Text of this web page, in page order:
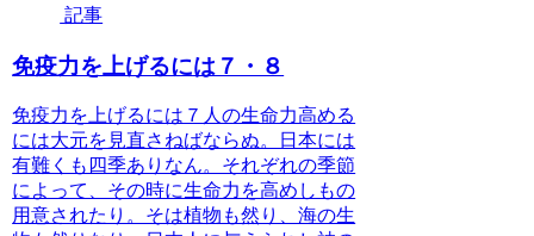
記事
免疫力を上げるには７・８
免疫力を上げるには７人の生命力高める
には大元を見直さねばならぬ。日本には
有難くも四季ありなん。それぞれの季節
によって、その時に生命力を高めしもの
用意されたり。そは植物も然り、海の生